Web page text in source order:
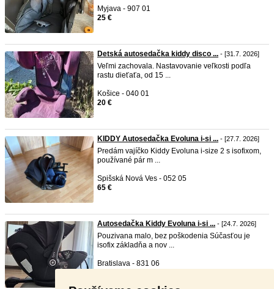
Myjava - 907 01
25 €
Detská autosedačka kiddy disco ... - [31.7. 2026]
Veľmi zachovala. Nastavovanie veľkosti podľa
rastu dieťaťa, od 15 ...
Košice - 040 01
20 €
KIDDY Autosedačka Evoluna i-si ... - [27.7. 2026]
Predám vajíčko Kiddy Evoluna i-size 2 s isofixom,
používané pár m ...
Spišská Nová Ves - 052 05
65 €
Autosedačka Kiddy Evoluna i-si ... - [24.7. 2026]
Pouzivana malo, bez poškodenia Súčasťou je
isofix základňa a nov ...
Bratislava - 831 06